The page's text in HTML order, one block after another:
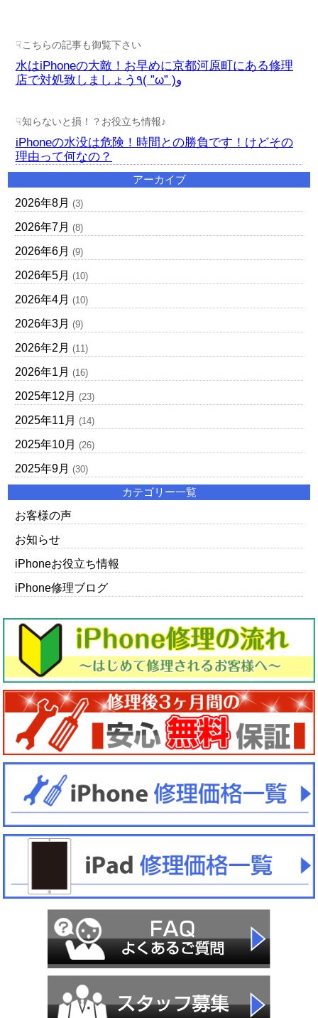
☟こちらの記事も御覧下さい
水はiPhoneの大敵！お早めに京都河原町にある修理
店で対処致しましょう٩( ”ω” )و
☟知らないと損！？お役立ち情報♪
iPhoneの水没は危険！時間との勝負です！けどその
理由って何なの？
アーカイブ
2026年8月 (3)
2026年7月 (8)
2026年6月 (9)
2026年5月 (10)
2026年4月 (10)
2026年3月 (9)
2026年2月 (11)
2026年1月 (16)
2025年12月 (23)
2025年11月 (14)
2025年10月 (26)
2025年9月 (30)
カテゴリー一覧
お客様の声
お知らせ
iPhoneお役立ち情報
iPhone修理ブログ